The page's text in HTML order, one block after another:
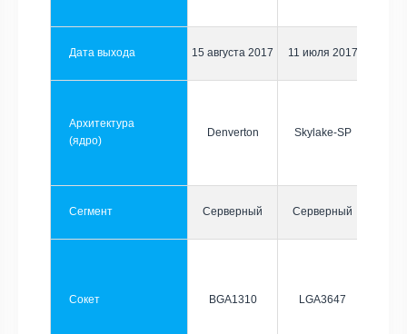
Дата выхода 15 августа 2017 11 июля 2017
Архитектура
(ядро)
Denverton Skylake-SP
Сегмент Серверный Серверный
Сокет BGA1310 LGA3647